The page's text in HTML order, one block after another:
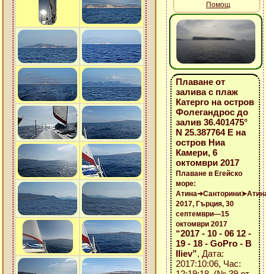
Помощ
Плаване от
залива с плаж
Катерго на остров
Фолегандрос до
залив 36.401475°
N 25.387764 E на
остров Ниа
Камери, 6
октомври 2017
Плаване в Егейско
море:
2017, Гърция, 30
септември—15
октомври 2017
“2017 - 10 - 06 12 -
19 - 18 - GoPro - B
Iliev”, Дата:
2017:10:06, Час: